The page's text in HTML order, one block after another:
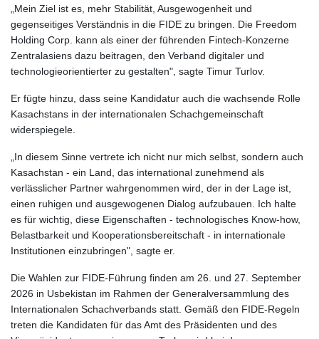
„Mein Ziel ist es, mehr Stabilität, Ausgewogenheit und
gegenseitiges Verständnis in die FIDE zu bringen. Die Freedom
Holding Corp. kann als einer der führenden Fintech-Konzerne
Zentralasiens dazu beitragen, den Verband digitaler und
technologieorientierter zu gestalten", sagte Timur Turlov.
Er fügte hinzu, dass seine Kandidatur auch die wachsende Rolle
Kasachstans in der internationalen Schachgemeinschaft
widerspiegele.
„In diesem Sinne vertrete ich nicht nur mich selbst, sondern auch
Kasachstan - ein Land, das international zunehmend als
verlässlicher Partner wahrgenommen wird, der in der Lage ist,
einen ruhigen und ausgewogenen Dialog aufzubauen. Ich halte
es für wichtig, diese Eigenschaften - technologisches Know-how,
Belastbarkeit und Kooperationsbereitschaft - in internationale
Institutionen einzubringen", sagte er.
Die Wahlen zur FIDE-Führung finden am 26. und 27. September
2026 in Usbekistan im Rahmen der Generalversammlung des
Internationalen Schachverbands statt. Gemäß den FIDE-Regeln
treten die Kandidaten für das Amt des Präsidenten und des